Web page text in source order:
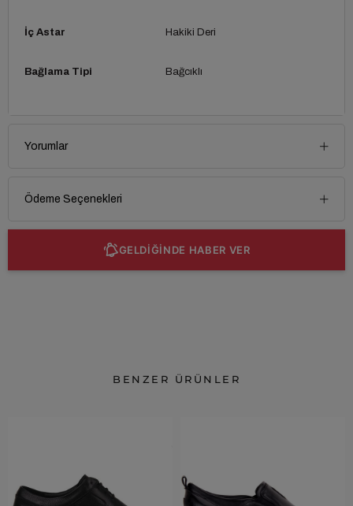
İç Astar Hakiki Deri
Bağlama Tipi Bağcıklı
Yorumlar
Ödeme Seçenekleri
GELDİĞİNDE HABER VER
BENZER ÜRÜNLER